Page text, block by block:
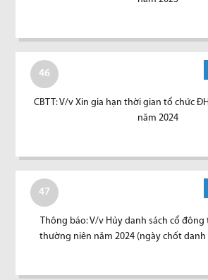
46
CBTT: V/v Xin gia hạn thời gian tổ chức
năm 2024
47
Thông báo: V/v Hủy danh sách cổ
thường niên năm 2024 (ngày chốt danh